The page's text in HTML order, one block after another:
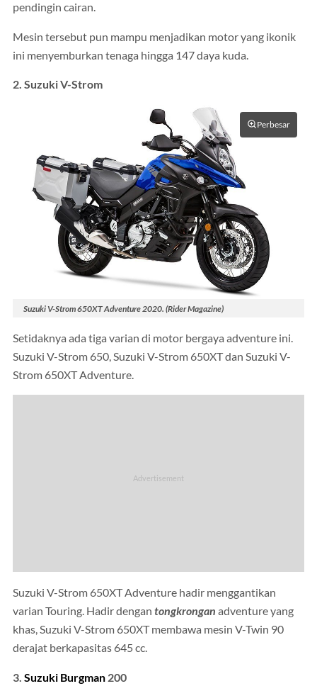
pendingin cairan.
Mesin tersebut pun mampu menjadikan motor yang ikonik
ini menyemburkan tenaga hingga 147 daya kuda.
2. Suzuki V-Strom
Perbesar
Suzuki V-Strom 650XT Adventure 2020. (Rider Magazine)
Setidaknya ada tiga varian di motor bergaya adventure ini.
Suzuki V-Strom 650, Suzuki V-Strom 650XT dan Suzuki V-
Strom 650XT Adventure.
Suzuki V-Strom 650XT Adventure hadir menggantikan
varian Touring. Hadir dengan tongkrongan adventure yang
khas, Suzuki V-Strom 650XT membawa mesin V-Twin 90
derajat berkapasitas 645 cc.
3. Suzuki Burgman 200